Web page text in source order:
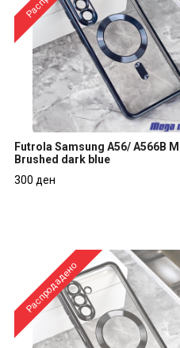
Futrola Samsung A56/ A566B
Futrola Samsung A56/ A566B
Brushed dark blue
300 ден
Распродадено